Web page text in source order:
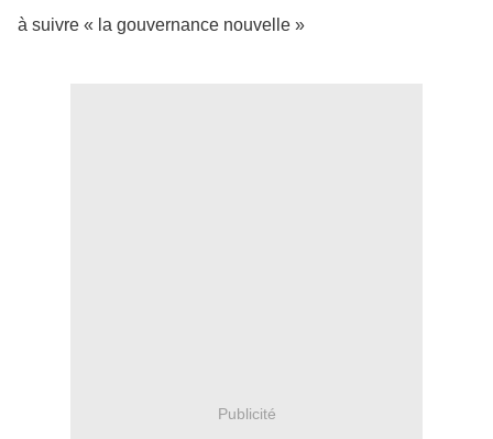
à suivre « la gouvernance nouvelle »
Publicité